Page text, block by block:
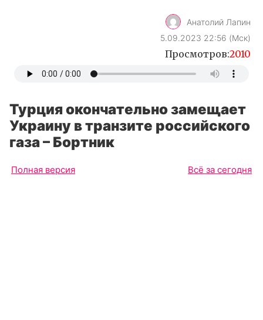
Анатолий Лапин
5.09.2023 22:56 (Мск)
Просмотров:2010
Турция окончательно замещает
Украину в транзите российского
газа – Бортник
Полная версия Всё за сегодня